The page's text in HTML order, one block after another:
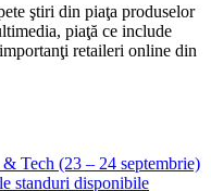
ştiri din piaţa produselor
piaţă ce include
retaileri online din
Tech (23 – 24 septembrie)
standuri disponibile